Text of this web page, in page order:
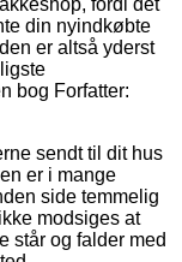
din nyindkøbte
er altså yderst
bog Forfatter:
sendt til dit hus
er i mange
side temmelig
modsiges at
står og falder med